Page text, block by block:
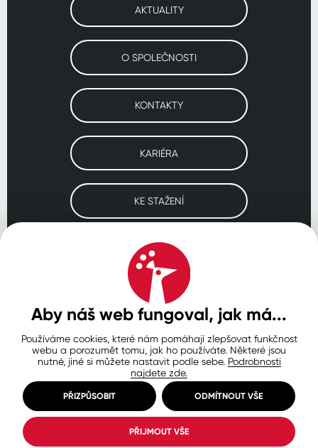
AKTUALITY
O SPOLEČNOSTI
KONTAKTY
KARIÉRA
KE STAŽENÍ
Navštivte naše pobočky
SLOVENSKO POLSKO
Ochrana osobních údajů
Zásady používání souborů cookie
Nastavení cookies
© Copyright 2026 COLORLAK
Created by inCUBE
Aby náš web fungoval, jak má...
Používáme cookies, které nám pomáhají zlepšovat funkčnost
webu a porozumět tomu, jak ho používáte. Některé jsou
nutné, jiné si můžete nastavit podle sebe. Podrobnosti
najdete zde.
PŘIZPŮSOBIT ODMÍTNOUT VŠE
PŘIJMOUT VŠE